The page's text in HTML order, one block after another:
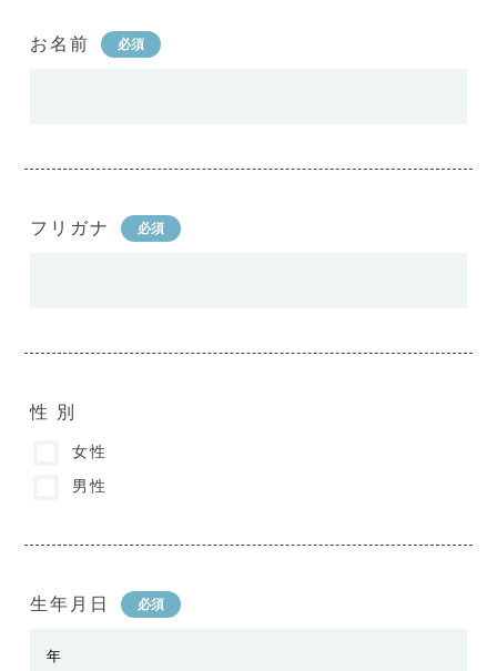
お名前 必須
フリガナ 必須
性 別
女性
男性
生年月日 必須